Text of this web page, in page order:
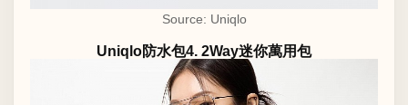
Source: Uniqlo
Uniqlo防水包4. 2Way迷你萬用包